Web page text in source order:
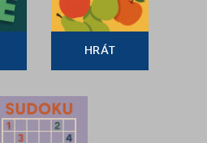
HRÁT